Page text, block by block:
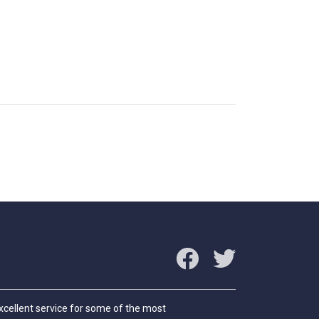
service for some of the most